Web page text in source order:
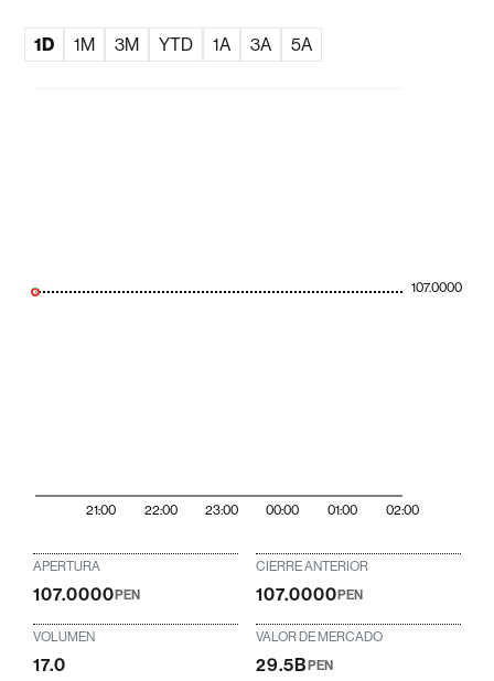
1D 1M 3M YTD 1A 3A 5A
21:00 22:00 23:00 00:00 01:00 02:00
107.0000
APERTURA
107.0000PEN
CIERRE ANTERIOR
107.0000PEN
VOLUMEN
17.0
VALOR DE MERCADO
29.5BPEN